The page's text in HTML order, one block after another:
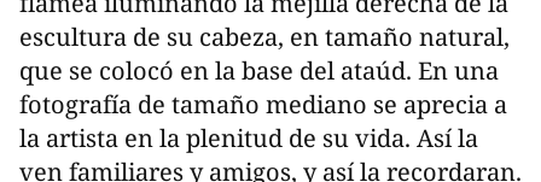
escultura de su cabeza, en tamaño natural,
que se colocó en la base del ataúd. En una
fotografía de tamaño mediano se aprecia a
la artista en la plenitud de su vida. Así la
ven familiares y amigos, y así la recordaran.